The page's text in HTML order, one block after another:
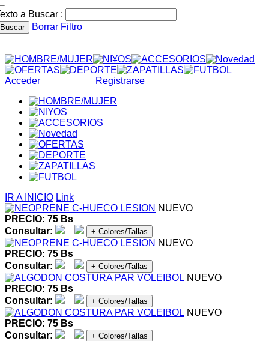
a Buscar :
Buscar Borrar Filtro
Acceder Registrarse
IR A INICIO Link
NUEVO
PRECIO: 75 Bs
Consultar:
+ Colores/Tallas
NUEVO
PRECIO: 75 Bs
Consultar:
+ Colores/Tallas
NUEVO
PRECIO: 75 Bs
Consultar:
+ Colores/Tallas
NUEVO
PRECIO: 75 Bs
Consultar:
+ Colores/Tallas